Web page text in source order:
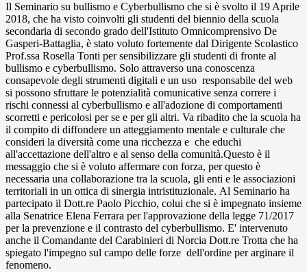
Il Seminario su bullismo e Cyberbullismo che si è svolto il 19 Aprile
2018, che ha visto coinvolti gli studenti del biennio della scuola
secondaria di secondo grado dell'Istituto Omnicomprensivo De
Gasperi-Battaglia, è stato voluto fortemente dal Dirigente Scolastico
Prof.ssa Rosella Tonti per sensibilizzare gli studenti di fronte al
bullismo e cyberbullismo. Solo attraverso una conoscenza
consapevole degli strumenti digitali e un uso responsabile del web
si possono sfruttare le potenzialità comunicative senza correre i
rischi connessi al cyberbullismo e all'adozione di comportamenti
scorretti e pericolosi per se e per gli altri. Va ribadito che la scuola ha
il compito di diffondere un atteggiamento mentale e culturale che
consideri la diversità come una ricchezza e che educhi
all'accettazione dell'altro e al senso della comunità.Questo è il
messaggio che si è voluto affermare con forza, per questo è
necessaria una collaborazione tra la scuola, gli enti e le associazioni
territoriali in un ottica di sinergia intristituzionale. Al Seminario ha
partecipato il Dott.re Paolo Picchio, colui che si è impegnato insieme
alla Senatrice Elena Ferrara per l'approvazione della legge 71/2017
per la prevenzione e il contrasto del cyberbullismo. E' intervenuto
anche il Comandante del Carabinieri di Norcia Dott.re Trotta che ha
spiegato l'impegno sul campo delle forze dell'ordine per arginare il
fenomeno.